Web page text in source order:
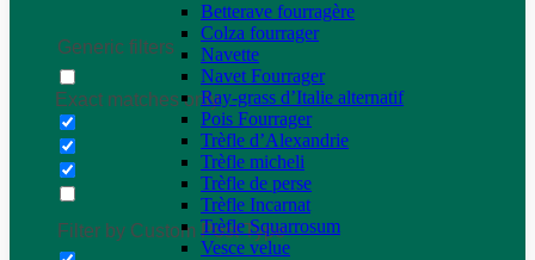
Generic filters
Exact matches only
Filter by Custom Post Type
Betterave fourragère
Colza fourrager
Navette
Navet Fourrager
Ray-grass d’Italie alternatif
Pois Fourrager
Trèfle d’Alexandrie
Trèfle micheli
Trèfle de perse
Trèfle Incarnat
Trèfle Squarrosum
Vesce velue